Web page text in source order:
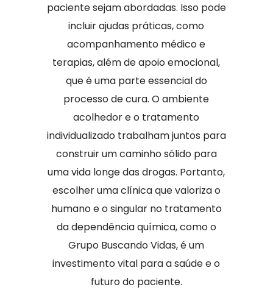
paciente sejam abordadas. Isso pode
incluir ajudas práticas, como
acompanhamento médico e
terapias, além de apoio emocional,
que é uma parte essencial do
processo de cura. O ambiente
acolhedor e o tratamento
individualizado trabalham juntos para
construir um caminho sólido para
uma vida longe das drogas. Portanto,
escolher uma clínica que valoriza o
humano e o singular no tratamento
da dependência química, como o
Grupo Buscando Vidas, é um
investimento vital para a saúde e o
futuro do paciente.